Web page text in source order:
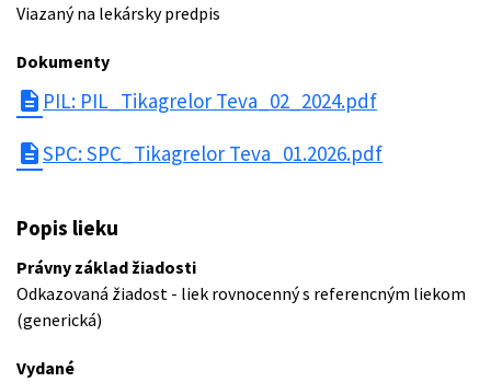
Viazaný na lekársky predpis
Dokumenty
description PIL: PIL_Tikagrelor Teva_02_2024.pdf
descriptionSPC: SPC_Tikagrelor Teva_01.2026.pdf
Popis lieku
Právny základ žiadosti
Odkazovaná žiadost - liek rovnocenný s referencným liekom
(generická)
Vydané